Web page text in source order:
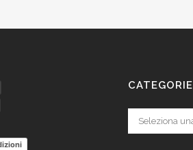
CATEGORIE
Categorie